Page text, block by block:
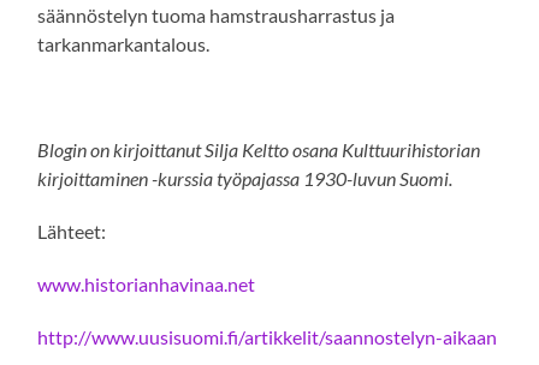
säännöstelyn tuoma hamstrausharrastus ja
tarkanmarkantalous.
Blogin on kirjoittanut Silja Keltto osana Kulttuurihistorian
kirjoittaminen -kurssia työpajassa 1930-luvun Suomi.
Lähteet:
www.historianhavinaa.net
http://www.uusisuomi.fi/artikkelit/saannostelyn-aikaan